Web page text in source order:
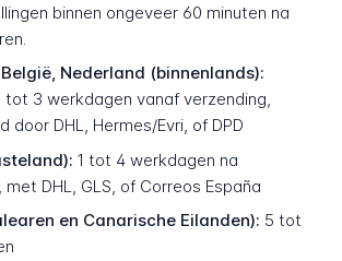
binnen ongeveer 60 minuten na
Nederland (binnenlands):
tot 3 werkdagen vanaf verzending,
door DHL, Hermes/Evri, of DPD
1 tot 4 werkdagen na
DHL, GLS, of Correos España
en Canarische Eilanden): 5 tot